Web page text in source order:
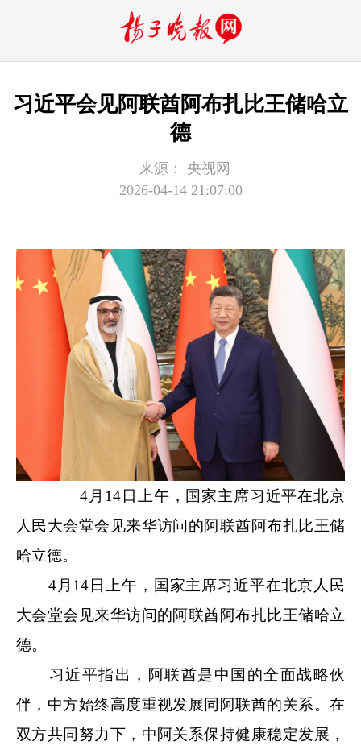
习近平会见阿联酋阿布扎比王储哈立
德
来源：
央视网
2026-04-14 21:07:00
4月14日上午，国家主席习近平在北京
人民大会堂会见来华访问的阿联酋阿布扎比王储
哈立德。
4月14日上午，国家主席习近平在北京人民
大会堂会见来华访问的阿联酋阿布扎比王储哈立
德。
习近平指出，阿联酋是中国的全面战略伙
伴，中方始终高度重视发展同阿联酋的关系。在
双方共同努力下，中阿关系保持健康稳定发展，